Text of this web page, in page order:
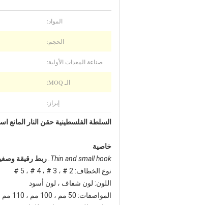
المواد:
الحجم:
صناعة المعدات الأولية:
الـ MOQ:
إبراز:
السلطة الفلسطينية حقن النار المانع
خاصية
Thin and small hook. ربط رقيقة
نوع الخطاف: 2 # ، 3 # ، 4 # ، 5 #
اللون: لون شفاف ، لون أسود
المواصفات: 50 مم ، 100 مم ، 110 مم